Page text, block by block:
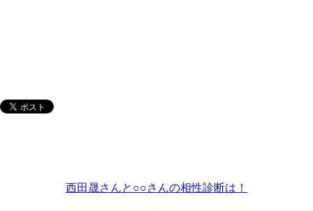
西田晟さんと○○さんの相性診断は！